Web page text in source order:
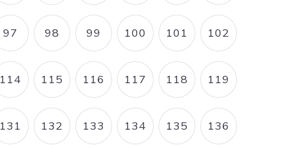
PAGE
97 PAGE
98 PAGE
99 PAGE
100 PAGE
101 PAGE
102
PAGE
114 PAGE
115 PAGE
116 PAGE
117 PAGE
118 PAGE
119
PAGE
131 PAGE
132 PAGE
133 PAGE
134 PAGE
135 PAGE
136